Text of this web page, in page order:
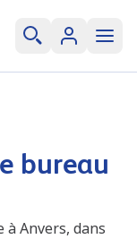
bureau
à Anvers, dans